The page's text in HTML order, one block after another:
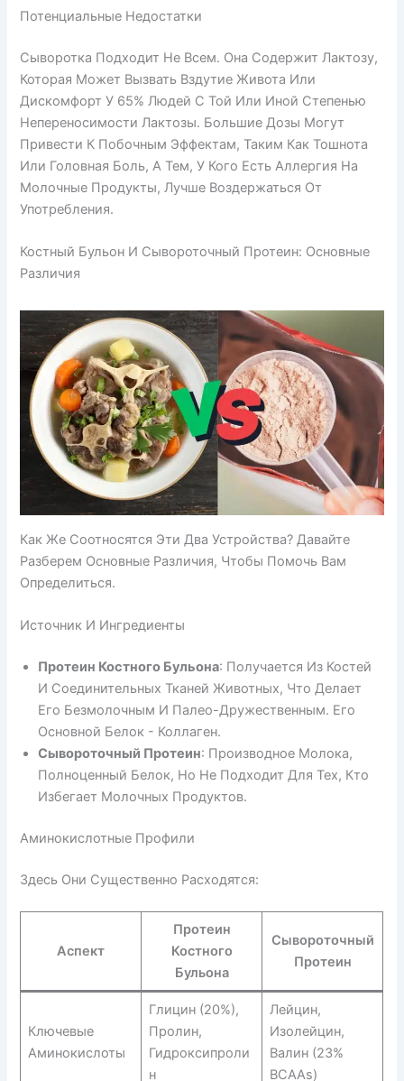
Потенциальные Недостатки
Сыворотка Подходит Не Всем. Она Содержит Лактозу,
Которая Может Вызвать Вздутие Живота Или
Дискомфорт У 65% Людей С Той Или Иной Степенью
Непереносимости Лактозы. Большие Дозы Могут
Привести К Побочным Эффектам, Таким Как Тошнота
Или Головная Боль, А Тем, У Кого Есть Аллергия На
Молочные Продукты, Лучше Воздержаться От
Употребления.
Костный Бульон И Сывороточный Протеин: Основные
Различия
Как Же Соотносятся Эти Два Устройства? Давайте
Разберем Основные Различия, Чтобы Помочь Вам
Определиться.
Источник И Ингредиенты
Протеин Костного Бульона: Получается Из Костей
И Соединительных Тканей Животных, Что Делает
Его Безмолочным И Палео-Дружественным. Его
Основной Белок - Коллаген.
Сывороточный Протеин: Производное Молока,
Полноценный Белок, Но Не Подходит Для Тех, Кто
Избегает Молочных Продуктов.
Аминокислотные Профили
Здесь Они Существенно Расходятся:
Аспект
Протеин
Костного
Бульона
Сывороточный
Протеин
Ключевые
Аминокислоты
Глицин (20%),
Пролин,
Гидроксипроли
Н
Лейцин,
Изолейцин,
Валин (23%
BCAAs)